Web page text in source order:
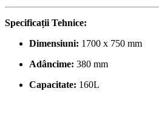
Specificații Tehnice:
Dimensiuni: 1700 x 750 mm
Adâncime: 380 mm
Capacitate: 160L